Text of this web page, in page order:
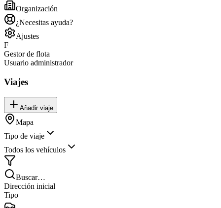
Organización
¿Necesitas ayuda?
Ajustes
F
Gestor de flota
Usuario administrador
Viajes
Añadir viaje
Mapa
Tipo de viaje
Todos los vehículos
Buscar…
Dirección inicial
Tipo